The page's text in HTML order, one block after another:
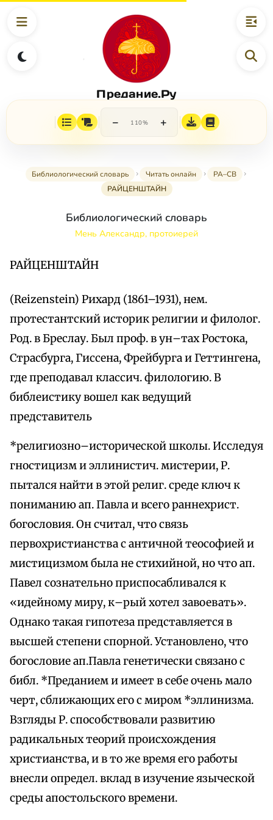
Предание.Ру
− 110% +
Библиологический словарь Читать онлайн
РА–СВ
РАЙЦЕНШТАЙН
Библиологический словарь
Мень Александр, протоиерей
РАЙЦЕНШТАЙН
(Reizenstein) Рихард (1861–1931), нем.
протестантский историк религии и филолог.
Род. в Бреслау. Был проф. в ун–тах Ростока,
Страсбурга, Гиссена, Фрейбурга и Геттингена,
где преподавал классич. филологию. В
библеистику вошел как ведущий
представитель
*религиозно–исторической школы. Исследуя
гностицизм и эллинистич. мистерии, Р.
пытался найти в этой религ. среде ключ к
пониманию ап. Павла и всего раннехрист.
богословия. Он считал, что связь
первохристианства с античной теософией и
мистицизмом была не стихийной, но что ап.
Павел сознательно приспосабливался к
«идейному миру, к–рый хотел завоевать».
Однако такая гипотеза представляется в
высшей степени спорной. Установлено, что
богословие aп.Пaвлa генетически связано с
библ. *Преданием и имеет в себе очень мало
черт, сближающих его с миром *эллинизма.
Взгляды Р. способствовали развитию
радикальных теорий происхождения
христианства, и в то же время его работы
внесли определ. вклад в изучение языческой
среды апостольского времени.